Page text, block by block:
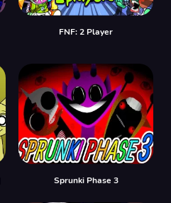
FNF: 2 Player
Sprunki Phase 3